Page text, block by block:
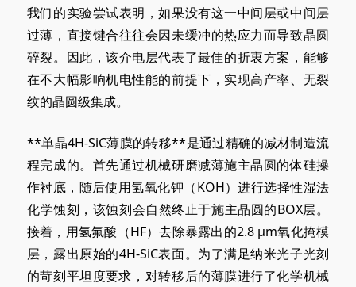
我们的实验尝试表明，如果没有这一中间层或中间层
过薄，直接键合往往会因未缓冲的热应力而导致晶圆
碎裂。因此，该介电层代表了最佳的折衷方案，能够
在不大幅影响机电性能的前提下，实现高产率、无裂
纹的晶圆级集成。
**单晶4H-SiC薄膜的转移**是通过精确的减材制造流
程完成的。首先通过机械研磨减薄施主晶圆的体硅操
作衬底，随后使用氢氧化钾（KOH）进行选择性湿法
化学蚀刻，该蚀刻会自然终止于施主晶圆的BOX层。
接着，用氢氟酸（HF）去除暴露出的2.8 μm氧化掩模
层，露出原始的4H-SiC表面。为了满足纳米光子光刻
的苛刻平坦度要求，对转移后的薄膜进行了化学机械